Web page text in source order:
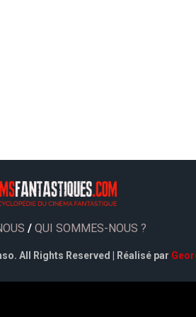
/ QUI SOMMES-NOUS ?
All Rights Reserved | Réalisé par